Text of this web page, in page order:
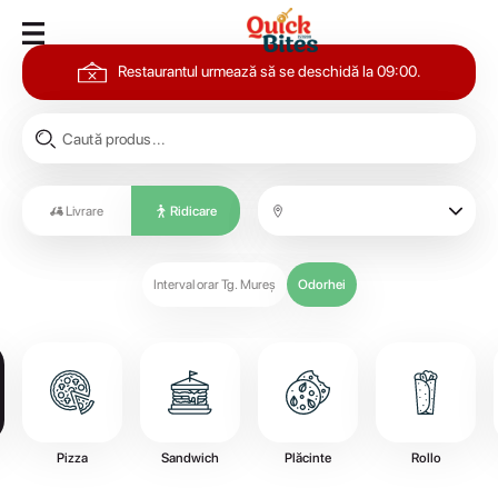
Restaurantul urmează să se deschidă la 09:00.
Livrare Ridicare
Interval orar Tg. Mureș Odorhei
Pizza Sandwich Plăcinte Rollo